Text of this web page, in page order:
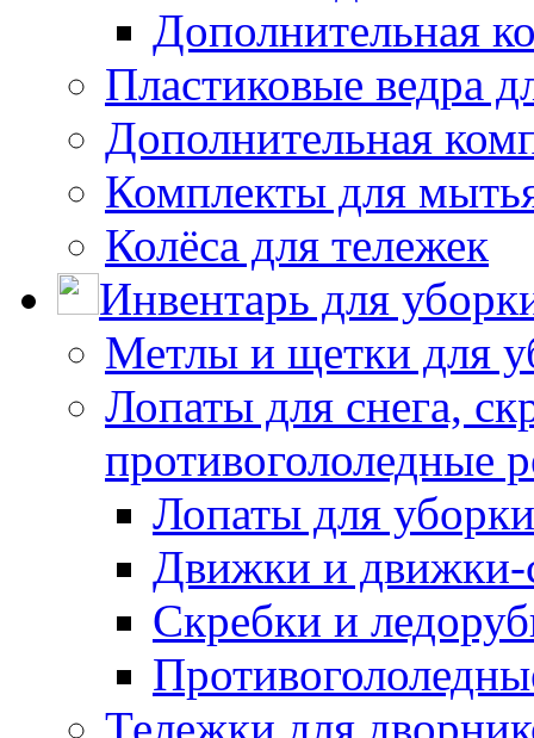
Дополнительная
Пластиковые ведра
Дополнительная
Комплекты для
Колёса для тележек
Инвентарь для
Метлы и щетки для
Лопаты для снега,
противогололедные
Лопаты для
Движки и движки-
Скребки и
Тележки для